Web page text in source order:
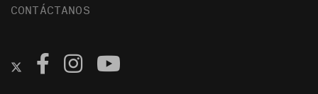
CONTÁCTANOS